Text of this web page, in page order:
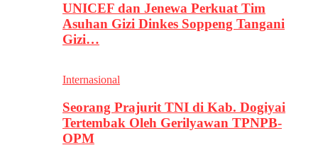
UNICEF dan Jenewa Perkuat Tim
Asuhan Gizi Dinkes Soppeng Tangani
Gizi…
Internasional
Seorang Prajurit TNI di Kab. Dogiyai
Tertembak Oleh Gerilyawan TPNPB-
OPM